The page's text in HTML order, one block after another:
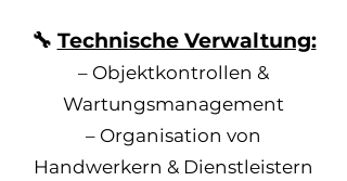
🔧 Technische Verwaltung:
– Objektkontrollen &
Wartungsmanagement
– Organisation von
Handwerkern & Dienstleistern